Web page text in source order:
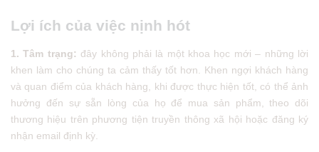
Lợi ích của việc nịnh hót
1. Tâm trạng: đây không phải là một khoa học mới – những lời
khen làm cho chúng ta cảm thấy tốt hơn. Khen ngợi khách hàng
và quan điểm của khách hàng, khi được thực hiện tốt, có thể ảnh
hưởng đến sự sẵn lòng của họ để mua sản phẩm, theo dõi
thương hiệu trên phương tiện truyền thông xã hội hoặc đăng ký
nhận email định kỳ.